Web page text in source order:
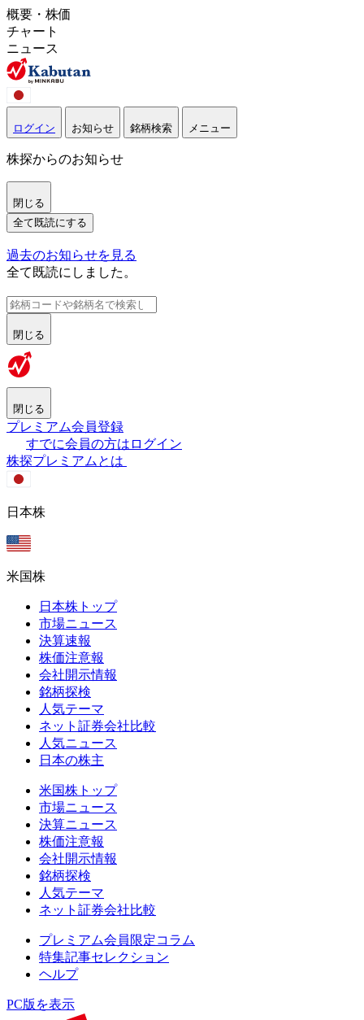
概要・株価
チャート
ニュース
ログイン お知らせ 銘柄検索 メニュー
株探からのお知らせ
閉じる
全て既読にする
過去のお知らせを見る
全て既読にしました。
閉じる
閉じる
プレミアム会員登録
すでに会員の方はログイン
株探プレミアムとは
日本株
米国株
日本株トップ
市場ニュース
決算速報
株価注意報
会社開示情報
銘柄探検
人気テーマ
ネット証券会社比較
人気ニュース
日本の株主
米国株トップ
市場ニュース
決算ニュース
株価注意報
会社開示情報
銘柄探検
人気テーマ
ネット証券会社比較
プレミアム会員限定コラム
特集記事セレクション
ヘルプ
PC版を表示